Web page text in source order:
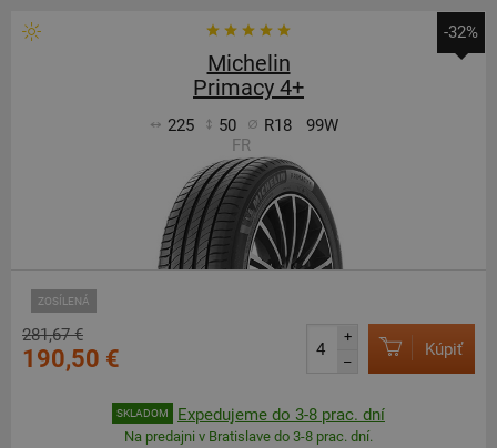
-32%
Michelin
Primacy 4+
225 50 R18
99W
FR
ZOSÍLENÁ
281,67 €
190,50 €
+
–
Kúpiť
SKLADOM Expedujeme do 3-8 prac. dní
Na predajni v Bratislave do 3-8 prac. dní.